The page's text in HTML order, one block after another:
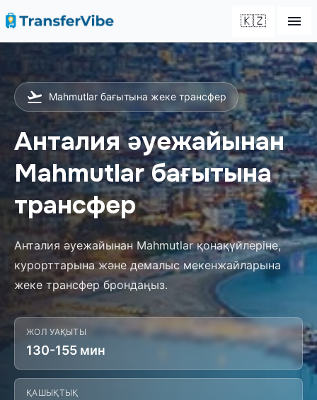
🇰🇿
Mahmutlar бағытына жеке трансфер
Анталия әуежайынан
Mahmutlar бағытына
трансфер
Анталия әуежайынан Mahmutlar қонақүйлеріне,
курорттарына және демалыс мекенжайларына
жеке трансфер брондаңыз.
ЖОЛ УАҚЫТЫ
130-155 мин
ҚАШЫҚТЫҚ